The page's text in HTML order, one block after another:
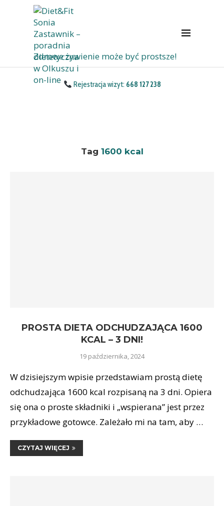
Zdrowe żywienie może być prostsze!
Rejestracja wizyt: 668 127 238
Tag 1600 kcal
PROSTA DIETA ODCHUDZAJĄCA 1600
KCAL – 3 DNI!
19 października, 2024
W dzisiejszym wpisie przedstawiam prostą dietę
odchudzająca 1600 kcal rozpisaną na 3 dni. Opiera
się ona o proste składniki i „wspierana” jest przez
przykładowe gotowce. Zależało mi na tam, aby …
CZYTAJ WIĘCEJ